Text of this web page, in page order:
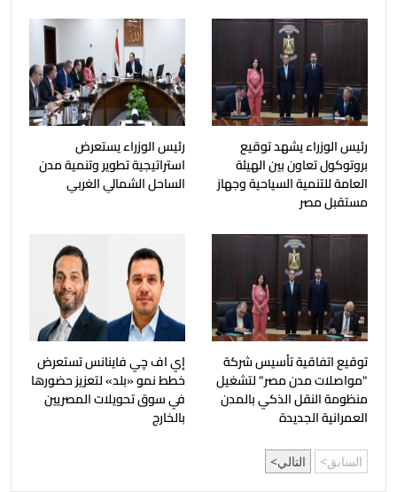
رئيس الوزراء يشهد توقيع
بروتوكول تعاون بين الهيئة
العامة للتنمية السياحية وجهاز
مستقبل مصر
رئيس الوزراء يستعرض
استراتيجية تطوير وتنمية مدن
الساحل الشمالي الغربي
توقيع اتفاقية تأسيس شركة
"مواصلات مدن مصر" لتشغيل
منظومة النقل الذكي بالمدن
العمرانية الجديدة
إي اف چي فاينانس تستعرض
خطط نمو «بلد» لتعزيز حضورها
في سوق تحويلات المصريين
بالخارج
السابق التالي